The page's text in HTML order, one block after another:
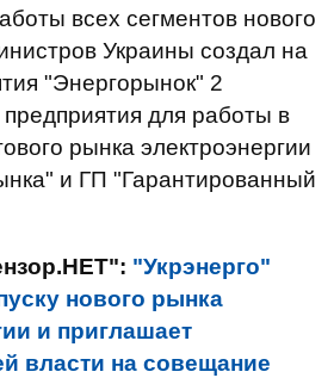
всех сегментов нового
Украины создал на
"Энергорынок" 2
для работы в
рынка электроэнергии
и ГП "Гарантированный
"Укрэнерго"
нового рынка
и приглашает
власти на совещание